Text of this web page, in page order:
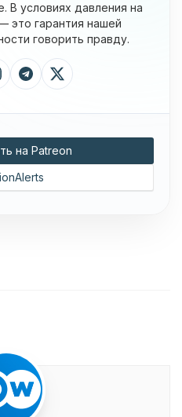
В условиях давления на
это гарантия нашей
говорить правду.
на Patreon